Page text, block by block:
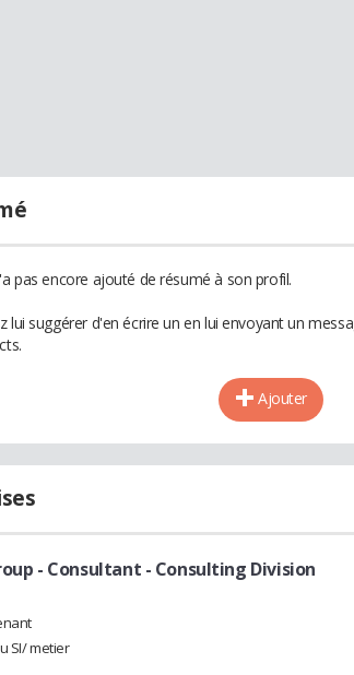
pas encore ajouté de résumé à son profil.
lui suggérer d'en écrire un en lui envoyant un
Ajouter
- Consultant - Consulting Division
SI/ metier